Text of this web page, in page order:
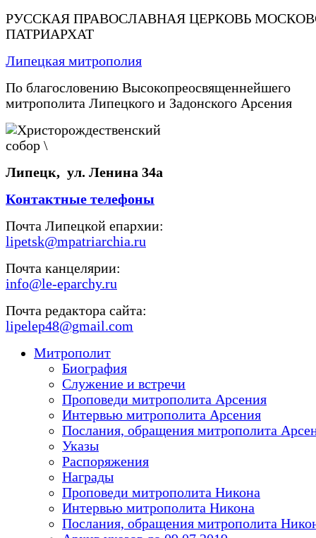
РУССКАЯ ПРАВОСЛАВНАЯ ЦЕРКОВЬ
ПАТРИАРХАТ
Липецкая митрополия
По благословению Высокопреосвященнейшего
митрополита Липецкого и Задонского Арсения
Липецк, ул. Ленина 34а
Контактные телефоны
Почта Липецкой епархии:
lipetsk@mpatriarchia.ru
Почта канцелярии:
info@le-eparchy.ru
Почта редактора сайта:
lipelep48@gmail.com
Митрополит
Биография
Служение и встречи
Проповеди митрополита Арсения
Интервью митрополита Арсения
Послания, обращения митрополита
Указы
Распоряжения
Награды
Проповеди митрополита Никона
Интервью митрополита Никона
Послания, обращения митрополита